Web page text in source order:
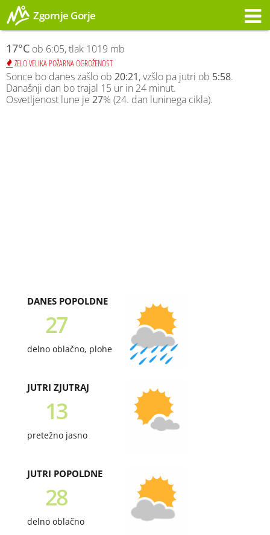
Zgornje Gorje
17°C ob 6:05, tlak 1019 mb
ZELO VELIKA POŽARNA OGROŽENOST
Sonce bo danes zašlo ob 20:21, vzšlo pa jutri ob 5:58.
Današnji dan bo trajal 15 ur in 24 minut.
Osvetljenost lune je 27% (24. dan luninega cikla).
DANES POPOLDNE
27
delno oblačno, plohe
JUTRI ZJUTRAJ
13
pretežno jasno
JUTRI POPOLDNE
28
delno oblačno